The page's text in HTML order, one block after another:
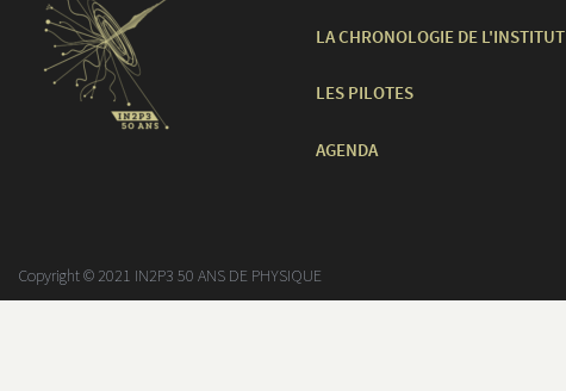
LA CHRONOLOGIE DE L'INSTITUT
LES PILOTES
AGENDA
Copyright © 2021 IN2P3 50 ANS DE PHYSIQUE